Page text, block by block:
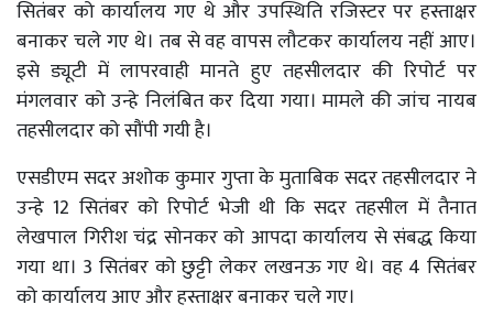
सितंबर को कार्यालय गए थे और उपस्थिति रजिस्टर पर हस्ताक्षर
बनाकर चले गए थे। तब से वह वापस लौटकर कार्यालय नहीं आए।
इसे ड्यूटी में लापरवाही मानते हुए तहसीलदार की रिपोर्ट पर
मंगलवार को उन्हे निलंबित कर दिया गया। मामले की जांच नायब
तहसीलदार को सौंपी गयी है।
एसडीएम सदर अशोक कुमार गुप्ता के मुताबिक सदर तहसीलदार ने
उन्हे 12 सितंबर को रिपोर्ट भेजी थी कि सदर तहसील में तैनात
लेखपाल गिरीश चंद्र सोनकर को आपदा कार्यालय से संबद्ध किया
गया था। 3 सितंबर को छुट्टी लेकर लखनऊ गए थे। वह 4 सितंबर
को कार्यालय आए और हस्ताक्षर बनाकर चले गए।